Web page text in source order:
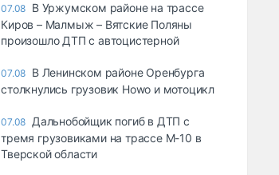
07.08 В Уржумском районе на трассе
Киров – Малмыж – Вятские Поляны
произошло ДТП с автоцистерной
07.08 В Ленинском районе Оренбурга
столкнулись грузовик Howo и мотоцикл
07.08 Дальнобойщик погиб в ДТП с
тремя грузовиками на трассе М-10 в
Тверской области